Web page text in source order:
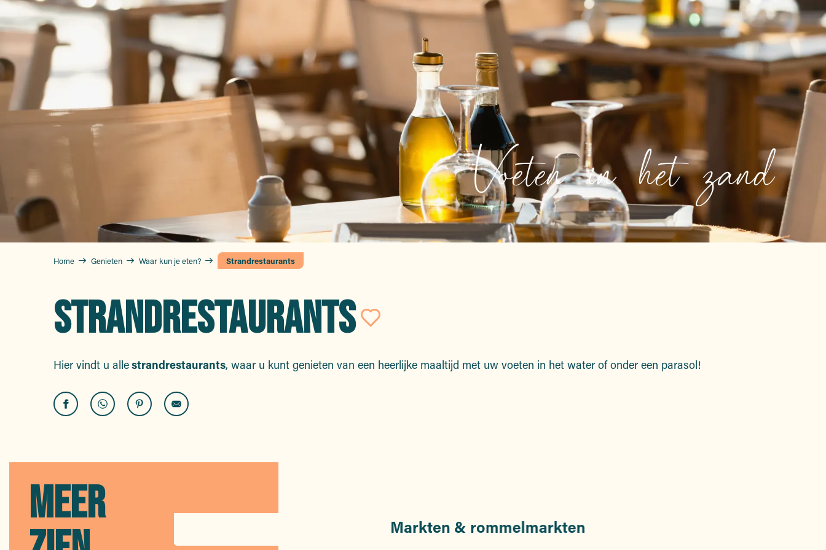
Voeten in het zand
Home Genieten Waar kun je eten? Strandrestaurants
STRANDRESTAURANTS Ajouter aux favoris
Hier vindt u allestrandrestaurants, waar u kunt genieten van een heerlijke maaltijd met uw voeten in het water of onder een parasol!
Mahi-Plage
Mario Plage
MEER
Markten & rommelmarkten